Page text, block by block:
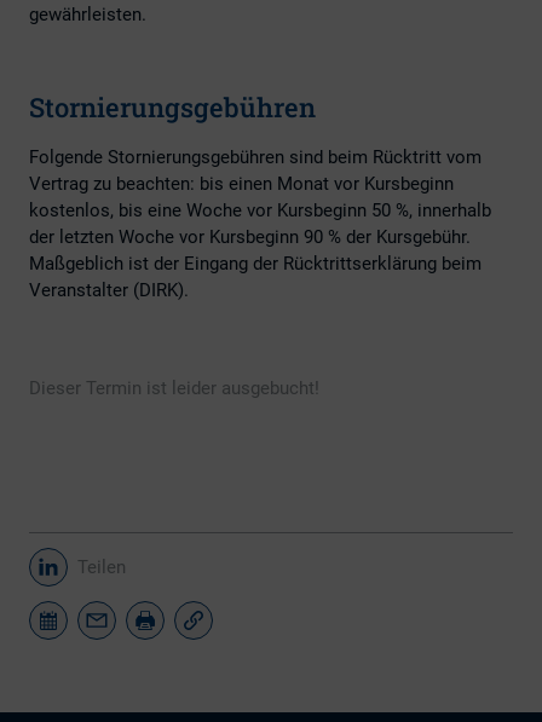
gewährleisten.
Stornierungsgebühren
Folgende Stornierungsgebühren sind beim Rücktritt vom
Vertrag zu beachten: bis einen Monat vor Kursbeginn
kostenlos, bis eine Woche vor Kursbeginn 50 %, innerhalb
der letzten Woche vor Kursbeginn 90 % der Kursgebühr.
Maßgeblich ist der Eingang der Rücktrittserklärung beim
Veranstalter (DIRK).
Dieser Termin ist leider ausgebucht!
Teilen